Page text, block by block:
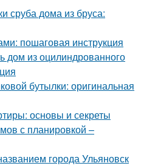
сруба дома из бруса:
пошаговая инструкция
дом из оцилиндрованного
бутылки: оригинальная
основы и секреты
с планировкой –
города Ульяновск